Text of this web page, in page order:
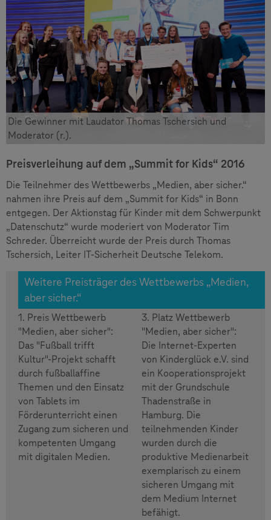
Die Gewinner mit Laudator Thomas Tschersich und
Moderator (r.).
Preisverleihung auf dem „Summit for Kids“ 2016
Die Teilnehmer des Wettbewerbs „Medien, aber sicher.“
nahmen ihre Preis auf dem „Summit for Kids“ in Bonn
entgegen. Der Aktionstag für Kinder mit dem Schwerpunkt
„Datenschutz“ wurde moderiert von Moderator Tim
Schreder. Überreicht wurde der Preis durch Thomas
Tschersich, Leiter IT-Sicherheit Deutsche Telekom.
Weitere Preisträger des Wettbewerbs „Medien,
aber sicher.“
1. Preis Wettbewerb
"Medien, aber sicher":
Das "Fußball trifft
Kultur"-Projekt schafft
durch fußballaffine
Themen und den Einsatz
von Tablets im
Förderunterricht einen
Zugang zum sicheren und
kompetenten Umgang
mit digitalen Medien.
3. Platz Wettbewerb
"Medien, aber sicher":
Die Internet-Experten
von Kinderglück e.V. sind
ein Kooperationsprojekt
mit der Grundschule
Thadenstraße in
Hamburg. Die
teilnehmenden Kinder
wurden durch die
produktive Medienarbeit
exemplarisch zu einem
sicheren Umgang mit
dem Medium Internet
befähigt.